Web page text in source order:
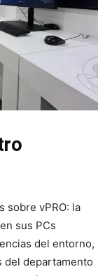
sobre vPRO: la
sus PCs
del entorno,
del departamento